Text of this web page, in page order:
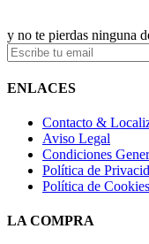
y no te pierdas ninguna
ENLACES
Contacto &
Aviso Legal
Condiciones
Política de
Política de Cookies
LA COMPRA